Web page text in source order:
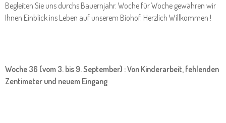
Begleiten Sie uns durchs Bauernjahr. Woche für Woche gewähren wir
Ihnen Einblick ins Leben auf unserem Biohof. Herzlich Willkommen !
Woche 36 (vom 3. bis 9. September) : Von Kinderarbeit, fehlenden
Zentimeter und neuem Eingang